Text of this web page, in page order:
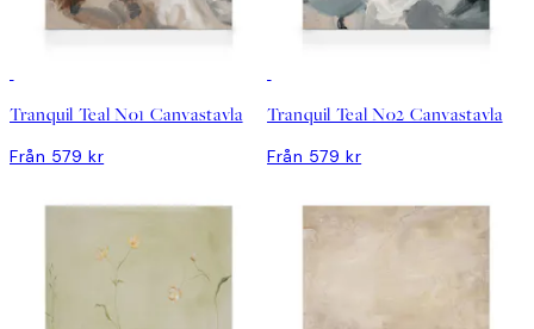
Tranquil Teal No1 Canvastavla
Från 579 kr
Tranquil Teal No2 Canvastavla
Från 579 kr